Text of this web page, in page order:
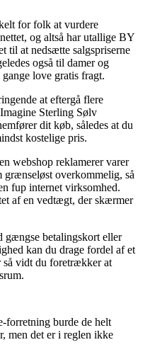
for folk at vurdere
og altså har utallige BY
til at nedsætte salgspriserne
også til damer og
love gratis fragt.
at eftergå flere
Sterling Sølv
dit køb, således at du
kostelige pris.
webshop reklamerer varer
grænseløst overkommelig, så
fup internet virksomhed.
af en vedtægt, der skærmer
gængse betalingskort eller
kan du drage fordel af et
vidt du foretrækker at
burde de helt
men det er i reglen ikke